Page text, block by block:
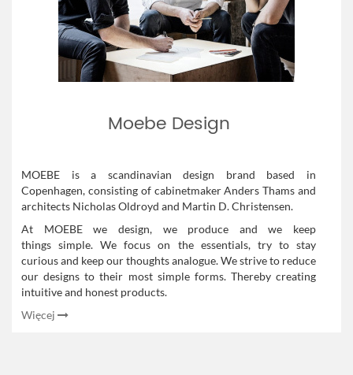
Moebe Design
MOEBE is a scandinavian design brand based in
Copenhagen, consisting of cabinetmaker Anders Thams and
architects Nicholas Oldroyd and Martin D. Christensen.
At MOEBE we design, we produce and we keep
things simple.We focus on the essentials, try to stay
curious and keep our thoughts analogue. We strive to reduce
our designs to their most simple forms. Thereby creating
intuitive and honest products.
Więcej